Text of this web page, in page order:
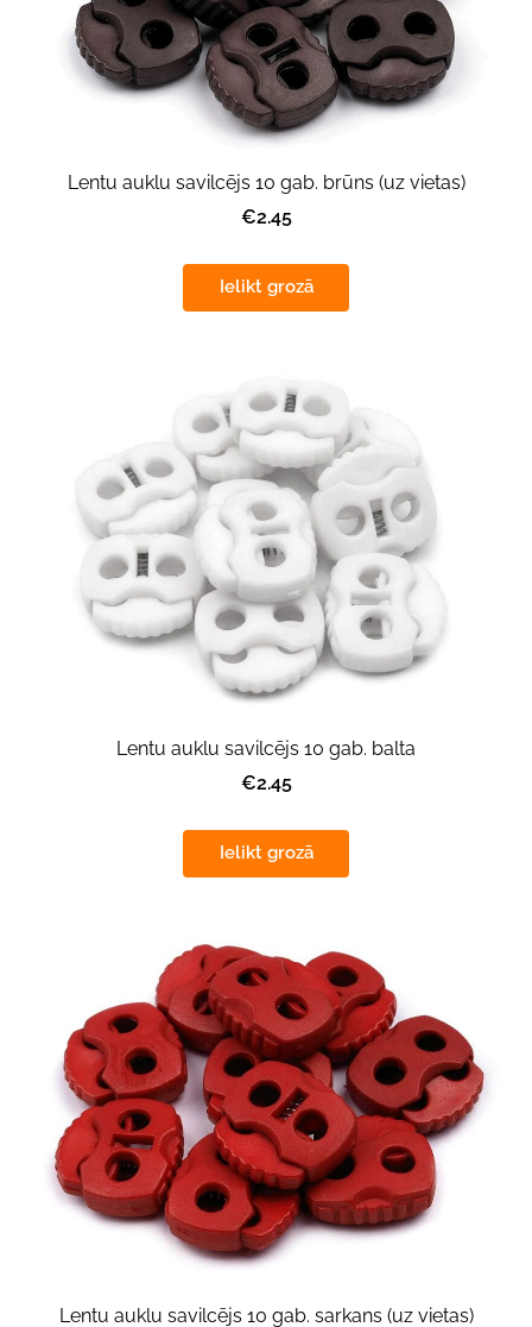
Lentu auklu savilcējs 10 gab. brūns (uz vietas)
€2.45
Ielikt grozā
Lentu auklu savilcējs 10 gab. balta
€2.45
Ielikt grozā
Lentu auklu savilcējs 10 gab. sarkans (uz vietas)